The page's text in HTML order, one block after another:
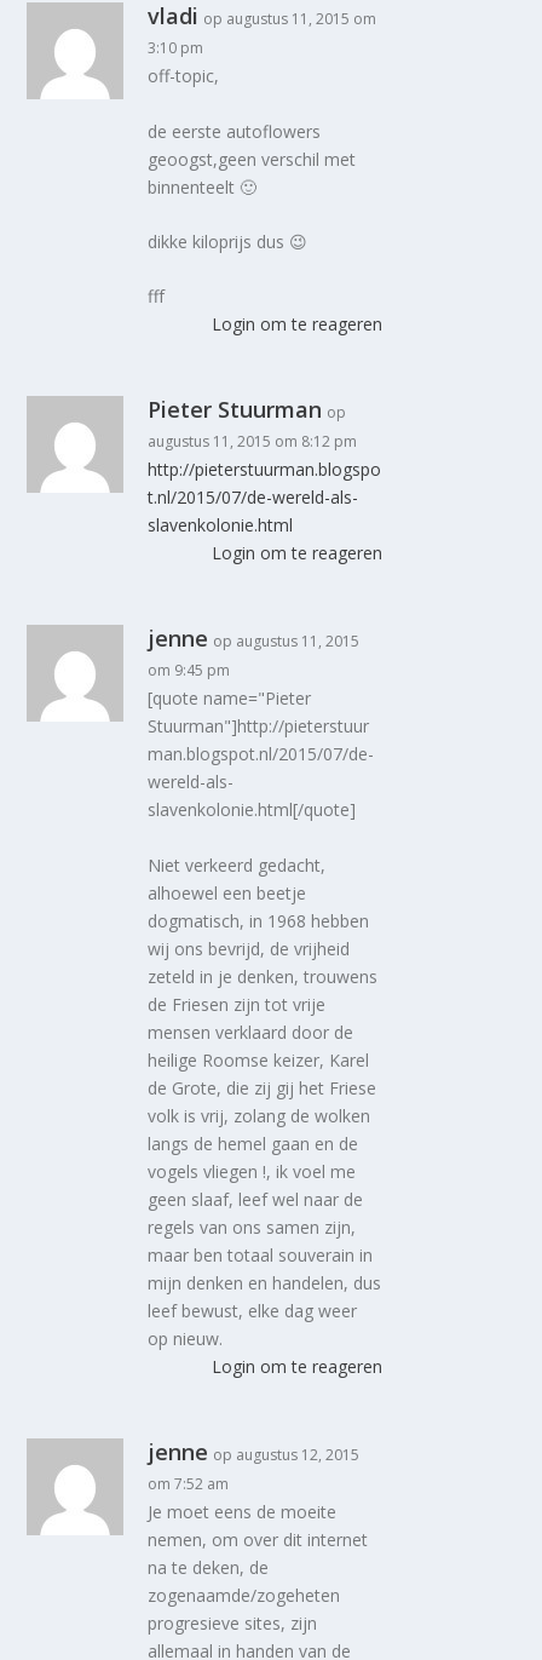
vladi op augustus 11, 2015 om
3:10 pm
off-topic,
de eerste autoflowers
geoogst,geen verschil met
binnenteelt 🙂
dikke kiloprijs dus 😉
fff
Login om te reageren
Pieter Stuurman op
augustus 11, 2015 om 8:12 pm
http://pieterstuurman.blogspo
t.nl/2015/07/de-wereld-als-
slavenkolonie.html
Login om te reageren
jenne op augustus 11, 2015
om 9:45 pm
[quote name="Pieter
Stuurman"]http://pieterstuur
man.blogspot.nl/2015/07/de-
wereld-als-
slavenkolonie.html[/quote]
Niet verkeerd gedacht,
alhoewel een beetje
dogmatisch, in 1968 hebben
wij ons bevrijd, de vrijheid
zeteld in je denken, trouwens
de Friesen zijn tot vrije
mensen verklaard door de
heilige Roomse keizer, Karel
de Grote, die zij gij het Friese
volk is vrij, zolang de wolken
langs de hemel gaan en de
vogels vliegen !, ik voel me
geen slaaf, leef wel naar de
regels van ons samen zijn,
maar ben totaal souverain in
mijn denken en handelen, dus
leef bewust, elke dag weer
op nieuw.
Login om te reageren
jenne op augustus 12, 2015
om 7:52 am
Je moet eens de moeite
nemen, om over dit internet
na te deken, de
zogenaamde/zogeheten
progresieve sites, zijn
allemaal in handen van de